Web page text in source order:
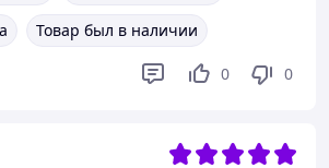
Товар был в наличии
0 0